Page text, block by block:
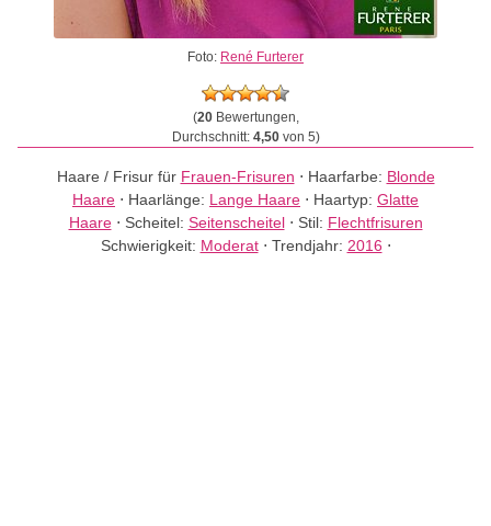
Foto: René Furterer
(20Bewertungen,
Durchschnitt: 4,50von 5)
Haare / Frisur für Frauen-Frisuren ⋅ Haarfarbe: Blonde
Haare ⋅ Haarlänge: Lange Haare ⋅ Haartyp: Glatte
Haare⋅ Scheitel: Seitenscheitel⋅ Stil: Flechtfrisuren
Schwierigkeit: Moderat⋅ Trendjahr: 2016 ⋅